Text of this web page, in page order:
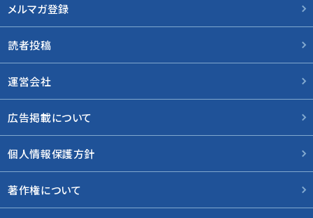
メルマガ登録
読者投稿
運営会社
広告掲載について
個人情報保護方針
著作権について